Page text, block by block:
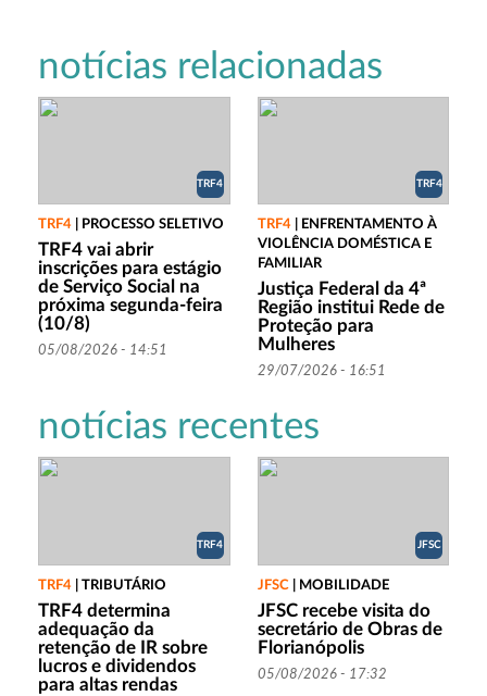
notícias relacionadas
TRF4
TRF4 PROCESSO SELETIVO
TRF4 vai abrir
inscrições para estágio
de Serviço Social na
próxima segunda-feira
(10/8)
05/08/2026 - 14:51
TRF4
TRF4|
ENFRENTAMENTO À
VIOLÊNCIA DOMÉSTICA E
FAMILIAR
Justiça Federal da 4ª
Região institui Rede de
Proteção para
Mulheres
29/07/2026 - 16:51
notícias recentes
TRF4
TRF4 TRIBUTÁRIO
TRF4 determina
adequação da
retenção de IR sobre
lucros e dividendos
para altas rendas
JFSC
JFSC| MOBILIDADE
JFSC recebe visita do
secretário de Obras de
Florianópolis
05/08/2026 - 17:32